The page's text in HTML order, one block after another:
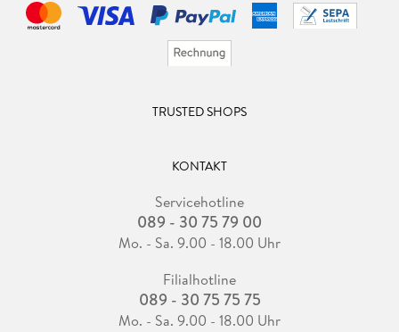
TRUSTED SHOPS
KONTAKT
Servicehotline
089 - 30 75 79 00
Mo. - Sa. 9.00 - 18.00 Uhr
Filialhotline
089 - 30 75 75 75
Mo. - Sa. 9.00 - 18.00 Uhr